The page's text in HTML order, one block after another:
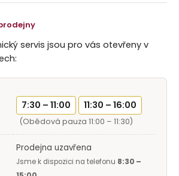
servis jsou pro vás otevřeny v
7:30 – 11:00 11:30 – 16:00
(Obědová pauza 11:00 – 11:30)
Prodejna uzavřena
Jsme k dispozici na telefonu 8:30 –